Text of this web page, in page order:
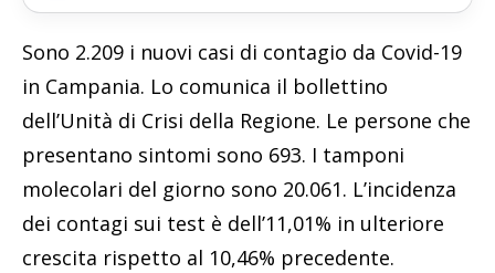
Sono 2.209 i nuovi casi di contagio da Covid-19
in Campania. Lo comunica il bollettino
dell’Unità di Crisi della Regione. Le persone che
presentano sintomi sono 693. I tamponi
molecolari del giorno sono 20.061. L’incidenza
dei contagi sui test è dell’11,01% in ulteriore
crescita rispetto al 10,46% precedente.